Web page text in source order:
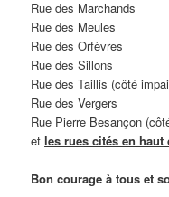
Rue des Marchands
Rue des Meules
Rue des Orfèvres
Rue des Sillons
Rue des Taillis (côté
Rue des Vergers
Rue Pierre Besançon
etles rues cités en haut
Bon courage à tous et